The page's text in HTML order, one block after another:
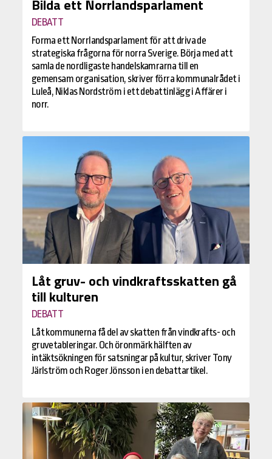
Bilda ett Norrlandsparlament
DEBATT
Forma ett Norrlandsparlament för att driva de
strategiska frågorna för norra Sverige. Börja med att
samla de nordligaste handelskamrarna till en
gemensam organisation, skriver förra kommunalrådet i
Luleå, Niklas Nordström i ett debattinlägg i Affärer i
norr.
Låt gruv- och vindkraftsskatten gå
till kulturen
DEBATT
Låt kommunerna få del av skatten från vindkrafts- och
gruvetableringar. Och öronmärk hälften av
intäktsökningen för satsningar på kultur, skriver Tony
Järlström och Roger Jönsson i en debattartikel.